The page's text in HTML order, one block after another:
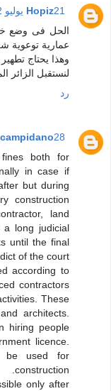
Hopiz21 يوليو 2012 في 10:49 م
الحل فى وضع
عمارية توعوية
وهذا يحتاج
لنستقبل
رد
campidano28 يوليو 2012 في 11:07 م
both for
in case if
but during
construction
land
a long judicial
until the final
of the court.
according to
contractors
These
architects.
hiring people
licence.
be used for
construction.
only after